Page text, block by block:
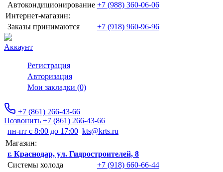
Автокондиционирование +7 (988) 360-06-06
Интернет-магазин:
Заказы принимаются
+7 (918) 960-96-96
Аккаунт
Регистрация
Авторизация
Мои закладки (0)
+7 (861) 266-43-66
Позвонить +7 (861) 266-43-66
пн-пт с 8:00 до 17:00 kts@krts.ru
Магазин:
г. Краснодар, ул. Гидростроителей, 8
Системы холода
+7 (918) 660-66-44